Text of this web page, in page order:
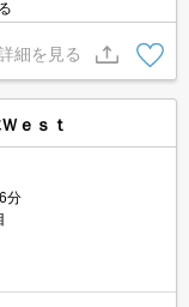
細を見る
ｅｓｔ
分